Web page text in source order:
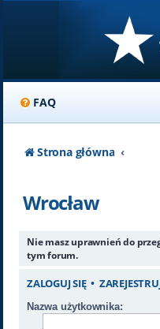
FAQ
Strona główna
Wrocław
Nie masz uprawnień do
tym forum.
ZALOGUJ SIĘ•
Nazwa użytkownika: